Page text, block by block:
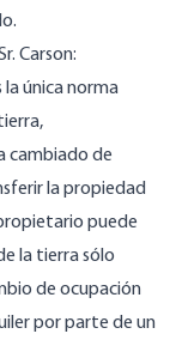
Carson:
la única norma
cambiado de
la propiedad
puede
la tierra sólo
de ocupación
por parte de un